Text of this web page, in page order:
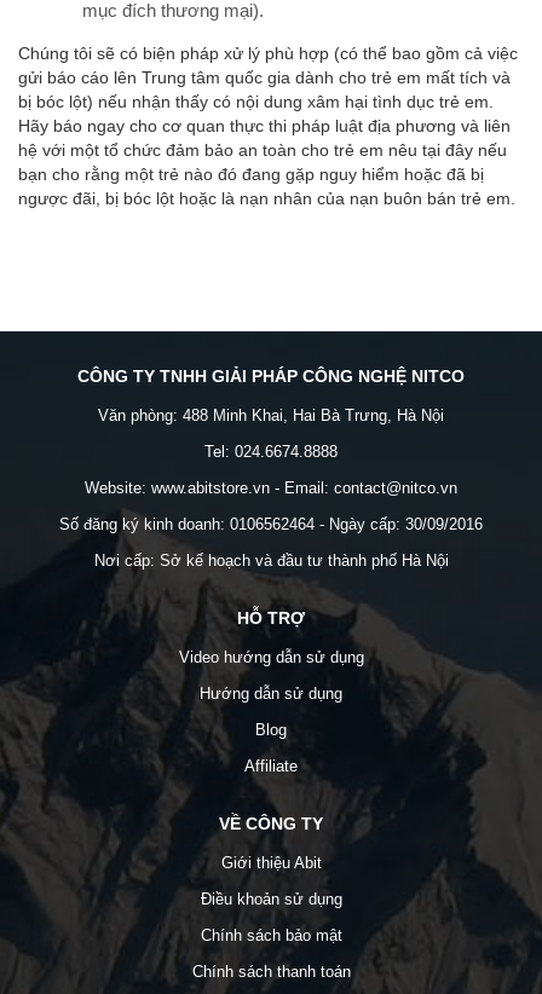
mục đích thương mại).
Chúng tôi sẽ có biện pháp xử lý phù hợp (có thể bao gồm cả việc
gửi báo cáo lên Trung tâm quốc gia dành cho trẻ em mất tích và
bị bóc lột) nếu nhận thấy có nội dung xâm hại tình dục trẻ em.
Hãy báo ngay cho cơ quan thực thi pháp luật địa phương và liên
hệ với một tổ chức đảm bảo an toàn cho trẻ em nêu tại đây nếu
bạn cho rằng một trẻ nào đó đang gặp nguy hiểm hoặc đã bị
ngược đãi, bị bóc lột hoặc là nạn nhân của nạn buôn bán trẻ em.
CÔNG TY TNHH GIẢI PHÁP CÔNG NGHỆ NITCO
Văn phòng: 488 Minh Khai, Hai Bà Trưng, Hà Nội
Tel: 024.6674.8888
Website: www.abitstore.vn - Email: contact@nitco.vn
Số đăng ký kinh doanh: 0106562464 - Ngày cấp: 30/09/2016
Nơi cấp: Sở kế hoạch và đầu tư thành phố Hà Nội
HỖ TRỢ
Video hướng dẫn sử dụng
Hướng dẫn sử dụng
Blog
Affiliate
VỀ CÔNG TY
Giới thiệu Abit
Điều khoản sử dụng
Chính sách bảo mật
Chính sách thanh toán